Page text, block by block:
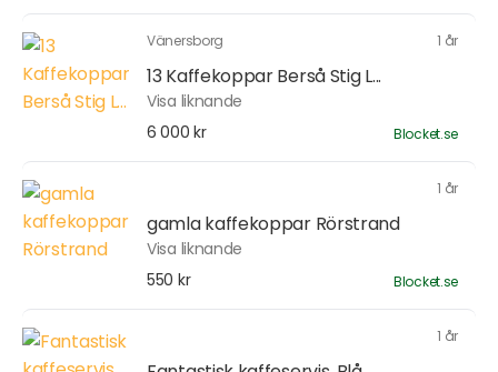
Vänersborg 1 år
13 Kaffekoppar Berså Stig L...
Visa liknande
6 000 kr
Blocket.se
1 år
gamla kaffekoppar Rörstrand
Visa liknande
550 kr
Blocket.se
1 år